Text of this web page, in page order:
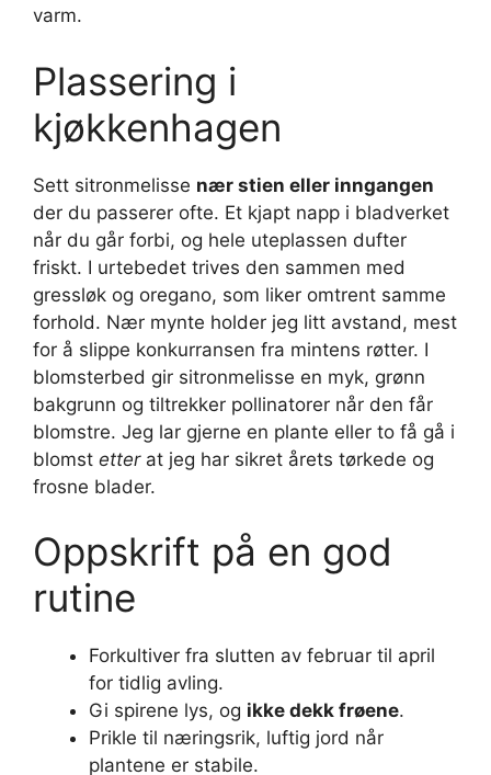
varm.
Plassering i
kjøkkenhagen
Sett sitronmelisse nær stien eller inngangen
der du passerer ofte. Et kjapt napp i bladverket
når du går forbi, og hele uteplassen dufter
friskt. I urtebedet trives den sammen med
gressløk og oregano, som liker omtrent samme
forhold. Nær mynte holder jeg litt avstand, mest
for å slippe konkurransen fra mintens røtter. I
blomsterbed gir sitronmelisse en myk, grønn
bakgrunn og tiltrekker pollinatorer når den får
blomstre. Jeg lar gjerne en plante eller to få gå i
blomst etterat jeg har sikret årets tørkede og
frosne blader.
Oppskrift på en god
rutine
Forkultiver fra slutten av februar til april
for tidlig avling.
Gi spirene lys, og ikke dekk frøene.
Prikle til næringsrik, luftig jord når
plantene er stabile.